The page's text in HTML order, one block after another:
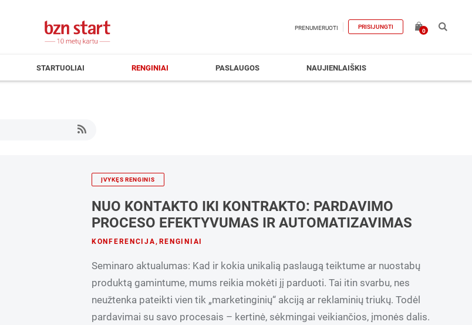
PRENUMERUOTI PRISIJUNGTI
0
STARTUOLIAI RENGINIAI PASLAUGOS NAUJIENLAIŠKIS
ĮVYKĘS RENGINIS
NUO KONTAKTO IKI KONTRAKTO: PARDAVIMO
PROCESO EFEKTYVUMAS IR AUTOMATIZAVIMAS
KONFERENCIJA, RENGINIAI
Seminaro aktualumas: Kad ir kokia unikalią paslaugą teiktume ar nuostabų
produktą gamintume, mums reikia mokėti jį parduoti. Tai itin svarbu, nes
neužtenka pateikti vien tik „marketinginių“ akciją ar reklaminių triukų. Todėl
pardavimai su savo procesais – kertinė, sėkmingai veikiančios, įmonės dalis.